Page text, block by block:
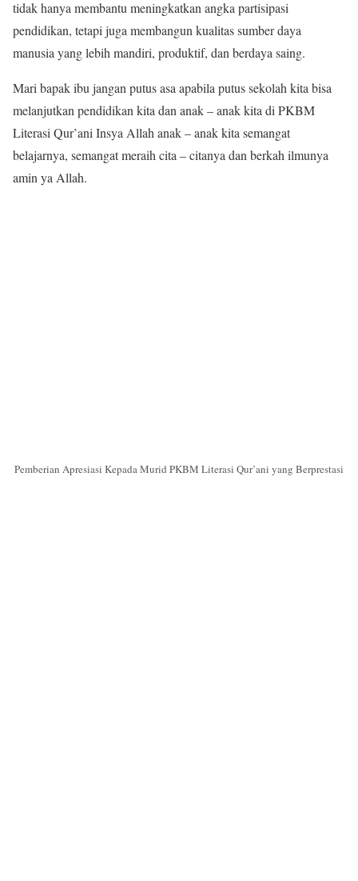
tidak hanya membantu meningkatkan angka partisipasi
pendidikan, tetapi juga membangun kualitas sumber daya
manusia yang lebih mandiri, produktif, dan berdaya saing.
Mari bapak ibu jangan putus asa apabila putus sekolah kita bisa
melanjutkan pendidikan kita dan anak – anak kita di PKBM
Literasi Qur’ani Insya Allah anak – anak kita semangat
belajarnya, semangat meraih cita – citanya dan berkah ilmunya
amin ya Allah.
Pemberian Apresiasi Kepada Murid PKBM Literasi Qur’ani yang Berprestasi